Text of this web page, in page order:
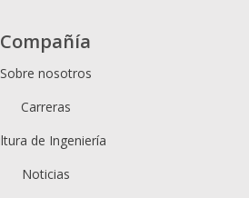
Compañía
Sobre nosotros
Carreras
de Ingeniería
Noticias